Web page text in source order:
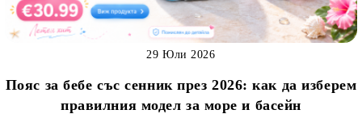
Пояс за бебе със сенник през 2026: как да изберем
правилния модел за море и басейн
29 Юли 2026